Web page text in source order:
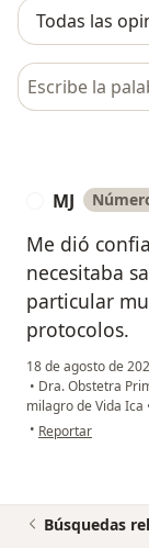
Busca en
MJ
Me dió
necesitaba
particular
protocolos.
18 de agosto de
• Dra. Obstetra
milagro de Vida Ica
• en opinión del
Reportar
Búsquedas